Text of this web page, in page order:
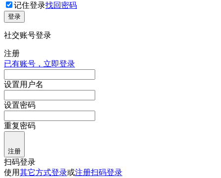
记住登录找回密码
登录
社交账号登录
注册
已有账号，立即登录
设置用户名
设置密码
重复密码
注册
扫码登录
使用其它方式登录或注册扫码登录